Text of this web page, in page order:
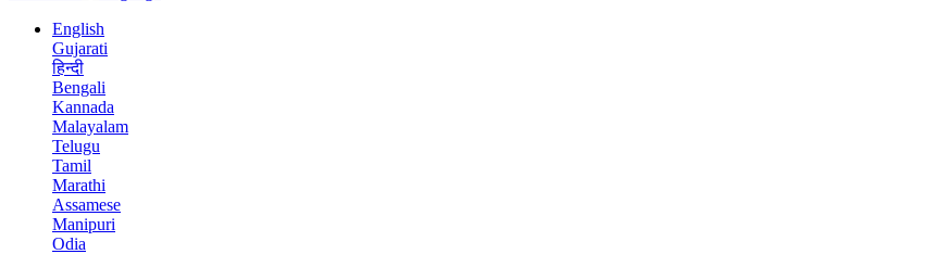
English
Gujarati
हिन्दी
Bengali
Kannada
Malayalam
Telugu
Tamil
Marathi
Assamese
Manipuri
Odia